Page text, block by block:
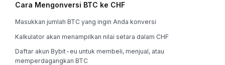
Cara Mengonversi BTC ke CHF
Masukkan jumlah BTC yang ingin Anda konversi
Kalkulator akan menampilkan nilai setara dalam CHF
Daftar akun Bybit-eu untuk membeli, menjual, atau
memperdagangkan BTC